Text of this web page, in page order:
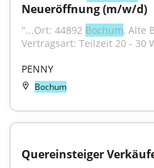
Neueröffnung (m/w/d)
"...Ort: 44892 Bochum, Alte
Vertragsart: Teilzeit 20 - 30
PENNY
Bochum
Quereinsteiger